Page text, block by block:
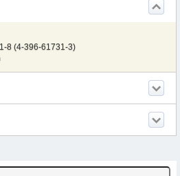
8 (4-396-61731-3)